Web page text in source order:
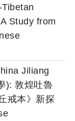
Study from
Jiliang
): 敦煌吐魯
戒本》新探